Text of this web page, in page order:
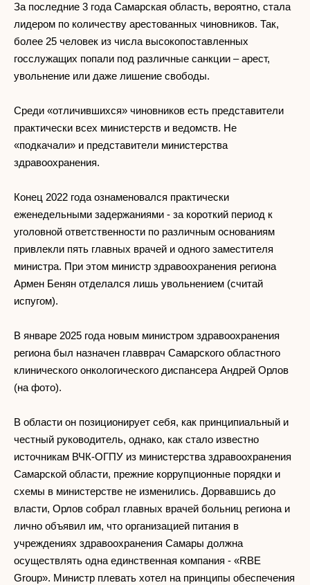
За последние 3 года Самарская область, вероятно, стала
лидером по количеству арестованных чиновников. Так,
более 25 человек из числа высокопоставленных
госслужащих попали под различные санкции – арест,
увольнение или даже лишение свободы.
Среди «отличившихся» чиновников есть представители
практически всех министерств и ведомств. Не
«подкачали» и представители министерства
здравоохранения.
Конец 2022 года ознаменовался практически
еженедельными задержаниями - за короткий период к
уголовной ответственности по различным основаниям
привлекли пять главных врачей и одного заместителя
министра. При этом министр здравоохранения региона
Армен Бенян отделался лишь увольнением (считай
испугом).
В январе 2025 года новым министром здравоохранения
региона был назначен главврач Самарского областного
клинического онкологического диспансера Андрей Орлов
(на фото).
В области он позиционирует себя, как принципиальный и
честный руководитель, однако, как стало известно
источникам ВЧК-ОГПУ из министерства здравоохранения
Самарской области, прежние коррупционные порядки и
схемы в министерстве не изменились. Дорвавшись до
власти, Орлов собрал главных врачей больниц региона и
лично объявил им, что организацией питания в
учреждениях здравоохранения Самары должна
осуществлять одна единственная компания - «RBE
Group». Министр плевать хотел на принципы обеспечения